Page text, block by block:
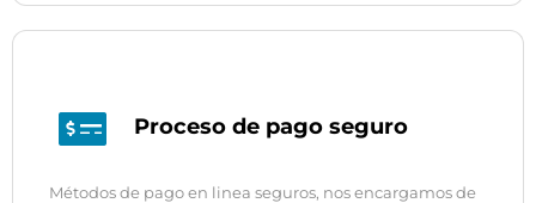
Proceso de pago seguro
Métodos de pago en linea seguros, nos encargamos de